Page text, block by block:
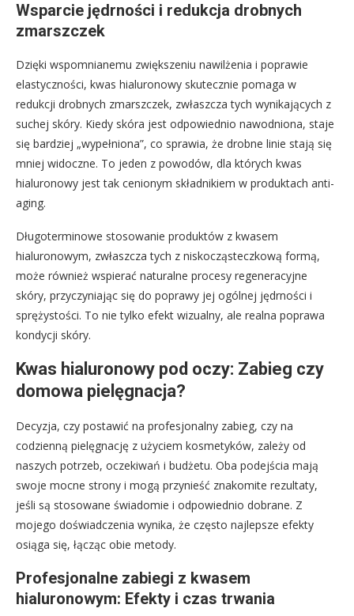
Wsparcie jędrności i redukcja drobnych
zmarszczek
Dzięki wspomnianemu zwiększeniu nawilżenia i poprawie
elastyczności, kwas hialuronowy skutecznie pomaga w
redukcji drobnych zmarszczek, zwłaszcza tych wynikających z
suchej skóry. Kiedy skóra jest odpowiednio nawodniona, staje
się bardziej „wypełniona”, co sprawia, że drobne linie stają się
mniej widoczne. To jeden z powodów, dla których kwas
hialuronowy jest tak cenionym składnikiem w produktach anti-
aging.
Długoterminowe stosowanie produktów z kwasem
hialuronowym, zwłaszcza tych z niskocząsteczkową formą,
może również wspierać naturalne procesy regeneracyjne
skóry, przyczyniając się do poprawy jej ogólnej jędrności i
sprężystości. To nie tylko efekt wizualny, ale realna poprawa
kondycji skóry.
Kwas hialuronowy pod oczy: Zabieg czy
domowa pielęgnacja?
Decyzja, czy postawić na profesjonalny zabieg, czy na
codzienną pielęgnację z użyciem kosmetyków, zależy od
naszych potrzeb, oczekiwań i budżetu. Oba podejścia mają
swoje mocne strony i mogą przynieść znakomite rezultaty,
jeśli są stosowane świadomie i odpowiednio dobrane. Z
mojego doświadczenia wynika, że często najlepsze efekty
osiąga się, łącząc obie metody.
Profesjonalne zabiegi z kwasem
hialuronowym: Efekty i czas trwania